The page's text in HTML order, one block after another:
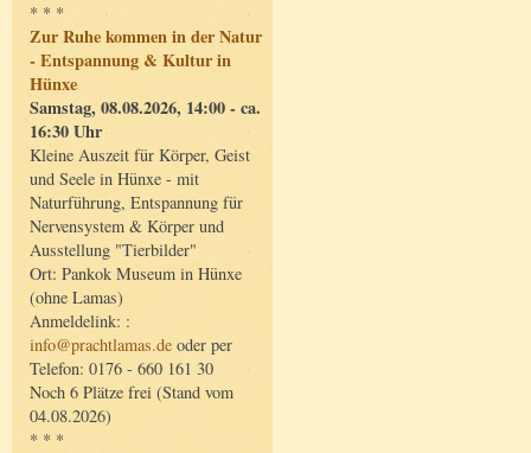
* * *
Zur Ruhe kommen in der Natur
- Entspannung & Kultur in
Hünxe
Samstag, 08.08.2026, 14:00 - ca.
16:30 Uhr
Kleine Auszeit für Körper, Geist
und Seele in Hünxe - mit
Naturführung, Entspannung für
Nervensystem & Körper und
Ausstellung "Tierbilder"
Ort: Pankok Museum in Hünxe
(ohne Lamas)
Anmeldelink: :
info@prachtlamas.de oder per
Telefon: 0176 - 660 161 30
Noch 6 Plätze frei (Stand vom
04.08.2026)
* * *